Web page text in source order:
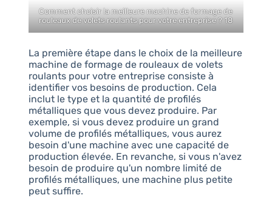
Comment choisir la meilleure machine de formage de
rouleaux de volets roulants pour votre entreprise ? 18
La première étape dans le choix de la meilleure
machine de formage de rouleaux de volets
roulants pour votre entreprise consiste à
identifier vos besoins de production. Cela
inclut le type et la quantité de profilés
métalliques que vous devez produire. Par
exemple, si vous devez produire un grand
volume de profilés métalliques, vous aurez
besoin d'une machine avec une capacité de
production élevée. En revanche, si vous n'avez
besoin de produire qu'un nombre limité de
profilés métalliques, une machine plus petite
peut suffire.